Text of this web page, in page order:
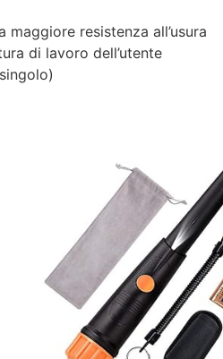
resistenza all’usura
di lavoro dell’utente